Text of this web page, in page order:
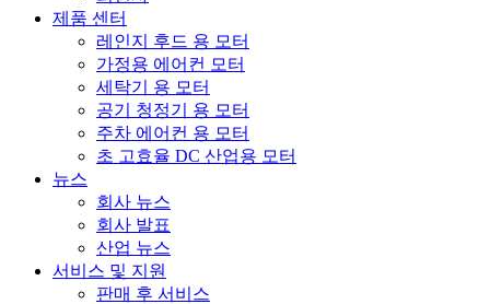
제품 센터
레인지 후드 용 모터
가정용 에어컨 모터
세탁기 용 모터
공기 청정기 용 모터
주차 에어컨 용 모터
초 고효율 DC 산업용 모터
뉴스
회사 뉴스
회사 발표
산업 뉴스
서비스 및 지원
판매 후 서비스